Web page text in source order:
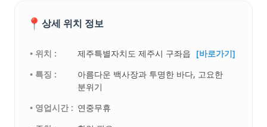
📍 상세 위치 정보
• 위치 : 제주특별자치도 제주시 구좌읍 [바로가기]
• 특징 :
아름다운 백사장과 투명한 바다, 고요한
분위기
• 영업시간 : 연중무휴